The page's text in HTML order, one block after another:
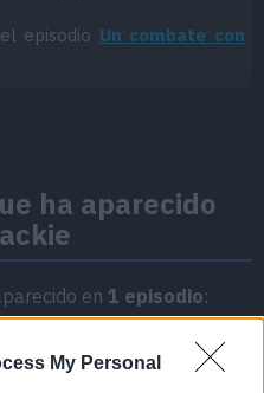
My Personal
episodio Un combate con
ha aparecido
en 1 episodio: